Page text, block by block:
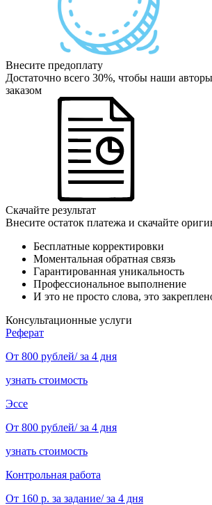
Внесите предоплату
Достаточно всего 30%, чтобы наши
заказом
Скачайте результат
Внесите остаток платежа и скачайте
Бесплатные корректировки
Моментальная обратная связь
Гарантированная уникальность
Профессиональное выполнение
И это не просто слова, это
Консультационные услуги
Реферат
От 800 рублей/ за 4 дня
узнать стоимость
Эссе
От 800 рублей/ за 4 дня
узнать стоимость
Контрольная работа
От 160 р. за задание/ за 4 дня